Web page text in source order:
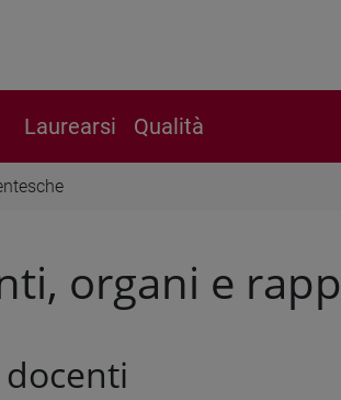
Laurearsi Qualità
organi e
docenti